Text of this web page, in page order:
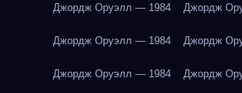
Джордж Оруэлл — 1984 Джордж
Джордж Оруэлл — 1984 Джордж
Джордж Оруэлл — 1984 Джордж